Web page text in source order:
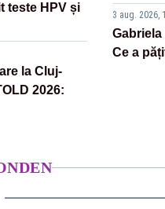
teste HPV și
la Cluj-
2026:
3 aug. 2026,
Ce a